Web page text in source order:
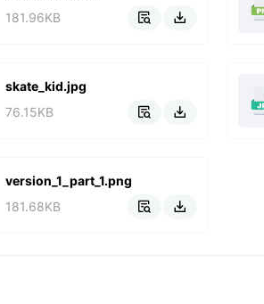
181.96KB
 
skate_kid.jpg
76.15KB
 
version_1_part_1.png
181.68KB
 